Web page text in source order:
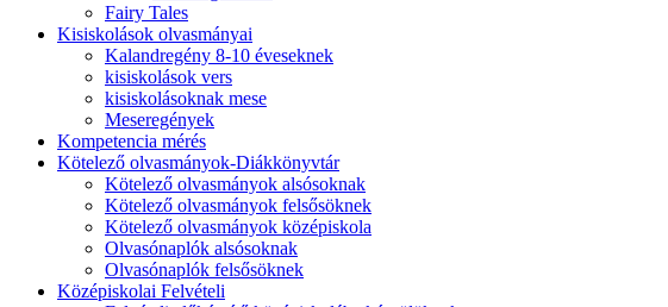
Fairy Tales
Kisiskolások olvasmányai
Kalandregény 8-10 éveseknek
kisiskolások vers
kisiskolásoknak mese
Meseregények
Kompetencia mérés
Kötelező olvasmányok-Diákkönyvtár
Kötelező olvasmányok alsósoknak
Kötelező olvasmányok felsősöknek
Kötelező olvasmányok középiskola
Olvasónaplók alsósoknak
Olvasónaplók felsősöknek
Középiskolai Felvételi